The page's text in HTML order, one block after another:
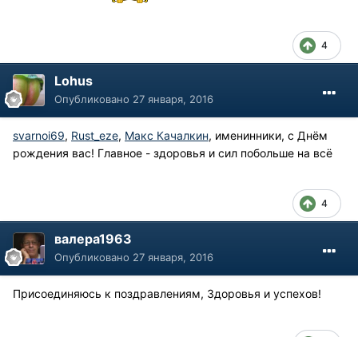
4
Lohus
Опубликовано 27 января, 2016
svarnoi69, Rust_eze, Макс Качалкин, именинники, с Днём
рождения вас! Главное - здоровья и сил побольше на всё
4
валера1963
Опубликовано 27 января, 2016
Присоединяюсь к поздравлениям, Здоровья и успехов!